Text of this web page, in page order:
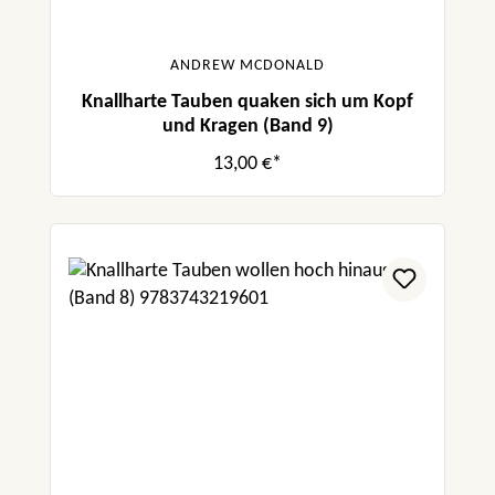
ANDREW MCDONALD
Knallharte Tauben quaken sich um Kopf
und Kragen (Band 9)
13,00 €*